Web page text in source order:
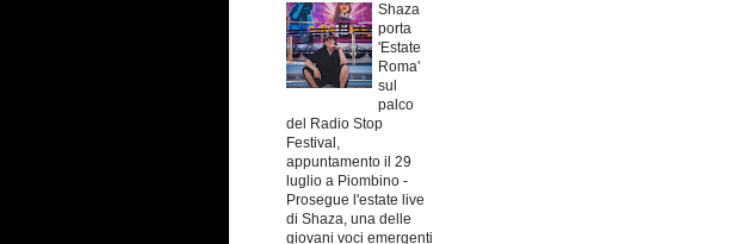
Shaza
porta
'Estate
Roma'
sul
palco
del Radio Stop
Festival,
appuntamento il 29
luglio a Piombino -
Prosegue l'estate live
di Shaza, una delle
giovani voci emergenti